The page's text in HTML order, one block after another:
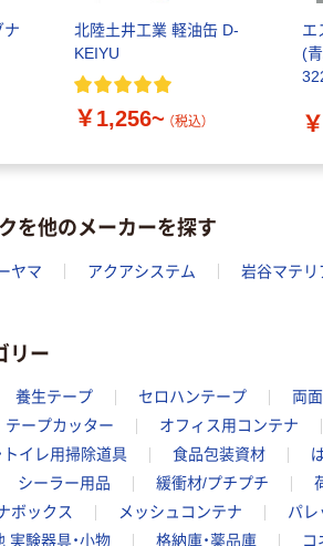
ナ
北陸土井工業 軽油缶 D-
KEIYU
￥1,256~ （税込）
エ
(
を他のメーカーを探す
ヤマ アクアシステム 岩谷マテリ
リー
養生テープ セロハンテープ 両
テープカッター オフィス用コンテナ
トイレ用掃除道具 食品包装資材
シーラー用品 緩衝材/プチプチ
ボックス メッシュコンテナ パレ
実験器具・小物 格納庫・薬品庫 コ
学） フィット
No.738